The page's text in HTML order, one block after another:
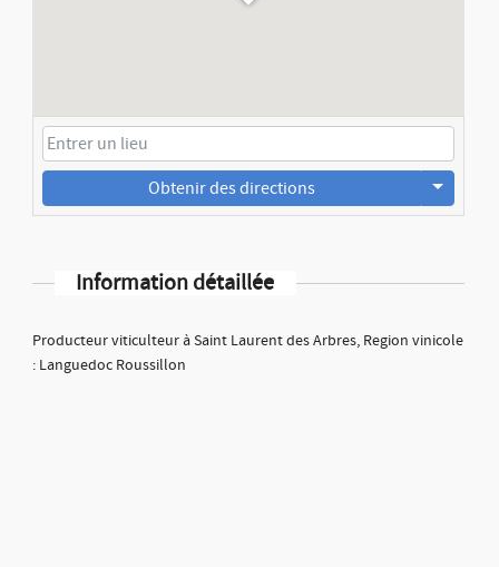
Obtenir des directions
Information détaillée
Producteur viticulteur à Saint Laurent des Arbres, Region vinicole
: Languedoc Roussillon